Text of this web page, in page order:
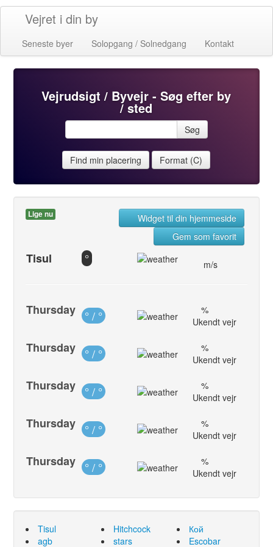
Vejret i din by
Seneste byer Solopgang / Solnedgang Kontakt
Vejrudsigt / Byvejr - Søg efter by
/ sted
Søg
Find min placering Format (C)
Lige nu
Widget til din hjemmeside
Gem som favorit
Tisul ° m/s
Thursday ° / °
%
Ukendt vejr
Thursday ° / °
%
Ukendt vejr
Thursday ° / °
%
Ukendt vejr
Thursday ° / °
%
Ukendt vejr
Thursday ° / °
%
Ukendt vejr
Tisul
agb
Hitchcock
stars
Кой
Escobar